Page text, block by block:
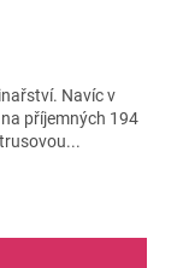
Navíc v
příjemných 194